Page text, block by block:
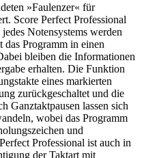
»Faulenzer« für
Score Perfect Professional
Notensystems werden
Programm in einen
bleiben die Informationen
erhalten. Die Funktion
eines markierten
zurückgeschaltet und die
Ganztaktpausen lassen sich
wobei das Programm
und
Professional ist auch in
der Taktart mit